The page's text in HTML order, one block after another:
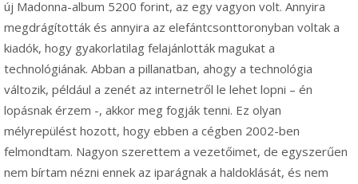
új Madonna-album 5200 forint, az egy vagyon volt. Annyira
megdrágították és annyira az elefántcsonttoronyban voltak a
kiadók, hogy gyakorlatilag felajánlották magukat a
technológiának. Abban a pillanatban, ahogy a technológia
változik, például a zenét az internetről le lehet lopni – én
lopásnak érzem -, akkor meg fogják tenni. Ez olyan
mélyrepülést hozott, hogy ebben a cégben 2002-ben
felmondtam. Nagyon szerettem a vezetőimet, de egyszerűen
nem bírtam nézni ennek az iparágnak a haldoklását, és nem